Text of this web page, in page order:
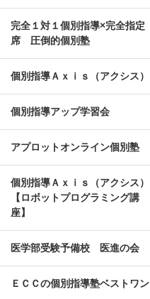
完全１対１個別指導×完全指定
席 圧倒的個別塾
個別指導Ａｘｉｓ（アクシス）
個別指導アップ学習会
アプロットオンライン個別塾
個別指導Ａｘｉｓ（アクシス）
【ロボットプログラミング講
座】
医学部受験予備校 医進の会
ＥＣＣの個別指導塾ベストワン